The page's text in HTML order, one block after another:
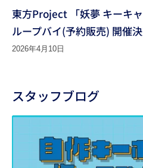
東方Project 「妖夢 キーキ
ループバイ(予約販売) 開催決
2026年4月10日
スタッフブログ